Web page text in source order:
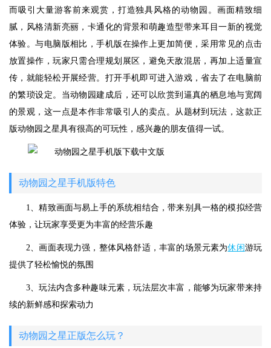
而吸引大量游客前来观赏，打造独具风格的动物园。画面精致细
腻，风格清新亮丽，卡通化的背景和萌趣造型带来耳目一新的视觉
体验。与电脑版相比，手机版在操作上更加简便，采用常见的点击
放置操作，玩家只需合理规划展区，避免天敌混居，再加上适量宣
传，就能轻松开展经营。打开手机即可进入游戏，省去了在电脑前
的繁琐设定。当动物园建成后，还可以欣赏到逼真的栖息地与宽阔
的景观，这一点是本作非常吸引人的卖点。从题材到玩法，这款正
版动物园之星具有很高的可玩性，感兴趣的朋友值得一试。
动物园之星手机版特色
1、精致画面与易上手的系统相结合，带来别具一格的模拟经营
体验，让玩家享受更为丰富的经营乐趣
2、画面表现力强，整体风格舒适，丰富的场景元素为休闲游玩
提供了轻松愉悦的氛围
3、玩法内含多种趣味元素，玩法层次丰富，能够为玩家带来持
续的新鲜感和探索动力
动物园之星正版怎么玩？